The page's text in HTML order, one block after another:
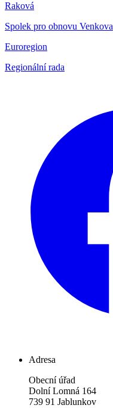
Raková
Spolek pro obnovu Venkova
Euroregion
Regionální rada
Adresa
Obecní úřad
Dolní Lomná 164
739 91 Jablunkov